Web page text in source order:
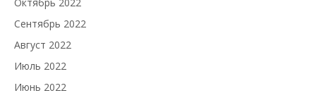
Сентябрь 2022
Август 2022
Июль 2022
Июнь 2022